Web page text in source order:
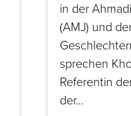
in der
(AMJ) und
sprechen
Referentin
der…